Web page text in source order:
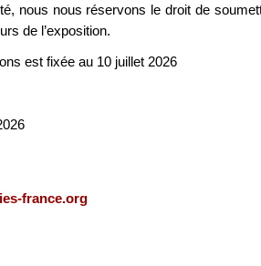
nous nous réservons le droit de
de l’exposition.
est fixée au 10 juillet 2026
france.org